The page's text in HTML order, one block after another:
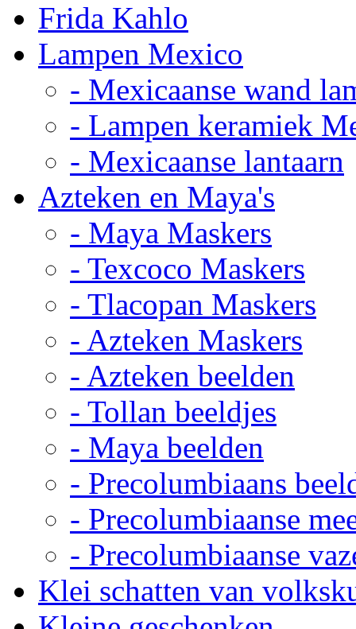
Frida Kahlo
Lampen Mexico
- Mexicaanse wand
- Lampen keramiek
- Mexicaanse lantaarn
Azteken en Maya's
- Maya Maskers
- Texcoco Maskers
- Tlacopan Maskers
- Azteken Maskers
- Azteken beelden
- Tollan beeldjes
- Maya beelden
- Precolumbiaans
- Precolumbiaanse
- Precolumbiaanse
Klei schatten van